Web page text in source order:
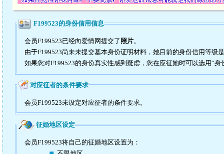
F199523的身份信用信息
会员F199523已经向爱情网提交了 照片。
由于F199523尚未未提交基本身份证明材料，她目前的身份信用等级
如果您对F199523的身份真实性感到疑虑，您在应征她时可以选用“身
对应征者的条件要求
会员F199523未设定对应征者的条件要求。
征婚地区设定
会员F199523将自己的征婚地区设置为：